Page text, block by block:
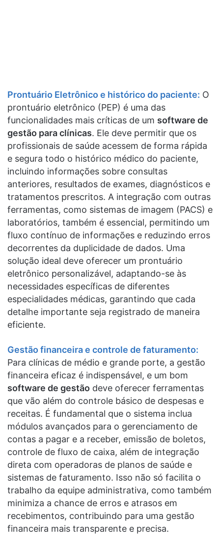
Prontuário Eletrônico e histórico do paciente: O
prontuário eletrônico (PEP) é uma das
funcionalidades mais críticas de um software de
gestão para clínicas. Ele deve permitir que os
profissionais de saúde acessem de forma rápida
e segura todo o histórico médico do paciente,
incluindo informações sobre consultas
anteriores, resultados de exames, diagnósticos e
tratamentos prescritos. A integração com outras
ferramentas, como sistemas de imagem (PACS) e
laboratórios, também é essencial, permitindo um
fluxo contínuo de informações e reduzindo erros
decorrentes da duplicidade de dados. Uma
solução ideal deve oferecer um prontuário
eletrônico personalizável, adaptando-se às
necessidades específicas de diferentes
especialidades médicas, garantindo que cada
detalhe importante seja registrado de maneira
eficiente.
Gestão financeira e controle de faturamento:
Para clínicas de médio e grande porte, a gestão
financeira eficaz é indispensável, e um bom
software de gestão deve oferecer ferramentas
que vão além do controle básico de despesas e
receitas. É fundamental que o sistema inclua
módulos avançados para o gerenciamento de
contas a pagar e a receber, emissão de boletos,
controle de fluxo de caixa, além de integração
direta com operadoras de planos de saúde e
sistemas de faturamento. Isso não só facilita o
trabalho da equipe administrativa, como também
minimiza a chance de erros e atrasos em
recebimentos, contribuindo para uma gestão
financeira mais transparente e precisa.